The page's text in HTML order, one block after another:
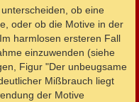
ob eine
oder ob die Motive in der
harmlosen ersteren Fall
einzuwenden (siehe
Figur "Der unbeugsame
Mißbrauch liegt
der Motive